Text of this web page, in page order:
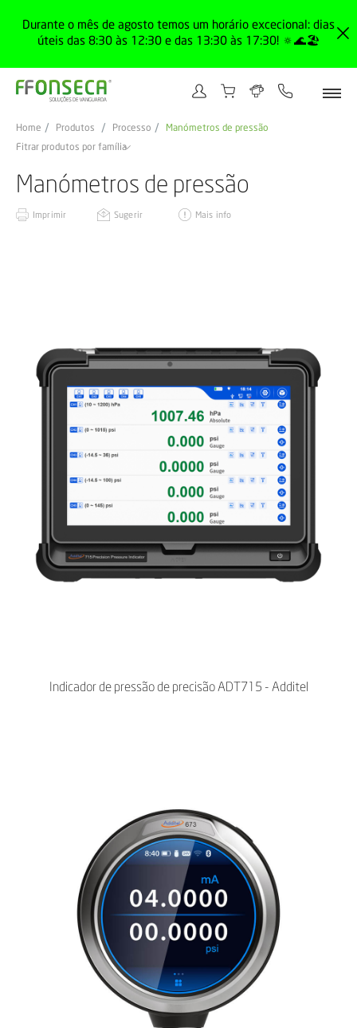
Durante o mês de agosto temos um horário excecional: dias
úteis das 8:30 às 12:30 e das 13:30 às 17:30! 🔅🌊🏖️
Home Produtos Processo
Manómetros de pressão
Fitrar produtos por família
Manómetros de pressão
Imprimir Sugerir Mais info
Indicador de pressão de precisão ADT715 - Additel